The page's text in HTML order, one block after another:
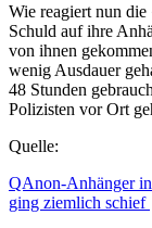
Wie reagiert nun
Schuld auf ihre
von ihnen
wenig Ausdauer
48 Stunden
Polizisten vor Ort
Quelle:
QAnon-Anhänger
ging ziemlich schief